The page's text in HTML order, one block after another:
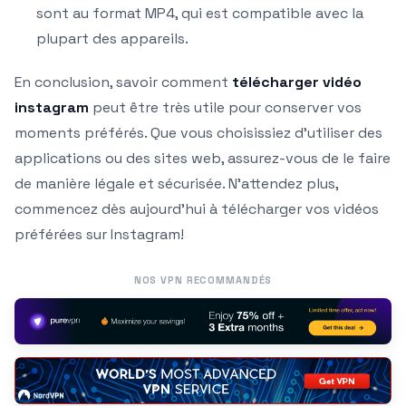
sont au format MP4, qui est compatible avec la
plupart des appareils.
En conclusion, savoir comment télécharger vidéo
instagram peut être très utile pour conserver vos
moments préférés. Que vous choisissiez d’utiliser des
applications ou des sites web, assurez-vous de le faire
de manière légale et sécurisée. N’attendez plus,
commencez dès aujourd’hui à télécharger vos vidéos
préférées sur Instagram!
NOS VPN RECOMMANDÉS